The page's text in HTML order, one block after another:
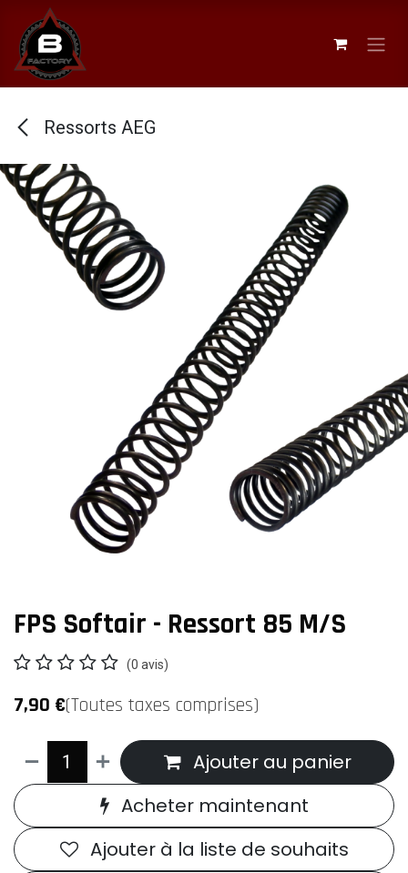
Se rendre au contenu
Ressorts AEG
FPS Softair - Ressort 85 M/S
(0 avis)
7,90 €(Toutes taxes comprises)
Ajouter au panier
Acheter maintenant
Ajouter à la liste de souhaits